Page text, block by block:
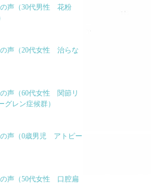
声（30代男性 花粉
声（20代女性 治らな
声（60代女性 関節リ
グレン症候群）
声（0歳男児 アトピー
声（50代女性 口腔扁